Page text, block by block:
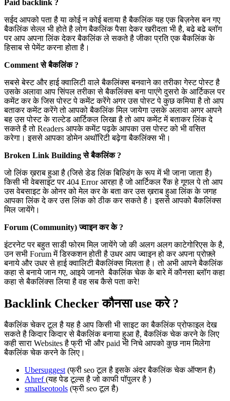
Paid backlink ?
सईद आपको पता है या कोई न कोई बताया है बैकलिंक यह एक बिज़नेस बन गए
बैकलिंक सेल्ल भी होते है लोग बैकलिंक पैसा देकर खरीदता भी है, बढे बढे ब्लॉग
पर आप अपना लिंक देकर बैकलिंक ले सकते है जीका प्रति एक बैकलिंक के
हिसाब से पेमेंट करना होता है।
Comment से बैकलिंक ?
सबसे बेस्ट और हाई क्वालिटी वाले बैकलिंक्स बनवाने का तरीका गेस्ट पोस्ट है
उसके अलावा आप सिंपल तरीका से बैकलिंक्स बना पाएंगे दुसरो के आर्टिकल पर
कमेंट कर के जिस पोस्ट पे कमेंट करेंगे अगर उस पोस्ट पे कुछ कमिया है तो आप
बताकर कमेंट करेंगे तो आपको बैकलिंक मिल जायेगा उसके अलावा अगर आपने
बह उस पोस्ट के राल्टेड आर्टिकल लिखा है तो आप कमेंट में बताकर लिंक दे
सकते है तो Readers आपके कमेंट पढ़के आपका उस पोस्ट को भी वसित
करेगा। इससे आपका डोमेन अथॉरिटी बढ़ेगा बैकलिंक्स भी।
Broken Link Building से बैकलिंक ?
जो लिंक ख़राब हुआ है (जिसे डेड लिंक बिल्डिंग के रूप में भी जाना जाता है)
किसी भी वेबसाइट पर 404 Error आरहा है जो आर्टिकल रैंक हे गूगल पे तो आप
उस वेबसाइट के ओनर को मेल कर के बता कर उस ख़राब हुआ लिंक के जगह
आपका लिंक दे कर उस लिंक को ठीक कर सकते है। इससे आपको बैकलिंक्स
मिल जायेंगे।
Forum (Community) ज्वाइन कर के ?
इंटरनेट पर बहुत साडी फोरम मिल जायेंगे जो की अलग अलग काटेगोरिएस के है,
उन सभी Forum में डिस्कशन होती है उधर आप ज्वाइन हो कर अपना प्रोफ़्ले
बनाये और उधर से हाई क्वालिटी बैकलिंक्स मिलता है। तो अभी आपने बैकलिंक
कहा से बनाये जान गए, आइये जानते बैकलिंक चेक के बारे में कौनसा ब्लॉग कहा
कहा से बैकलिंक्स लिया है वह सब कैसे पता करे!
Backlink Checker कौनसा use करे ?
बैकलिंक चेकर टूल है यह है आप किसी भी साइट का बैकलिंक प्रोफाइल देख
सकते है किदार किदार से बैकलिंक बनाया हुआ है, बैकलिंक चेक करने के लिए
कही सारा Websites है फ्री भी और paid भी निचे आपको कुछ नाम मिलेगा
बैकलिंक चेक करने के लिए।
Ubersuggest(फ्री seo टूल है इसके अंदर बैकलिंक चेक ऑप्शन है)
Ahref(यह पेड टूल्स है जो काफी पॉपुलर है )
smallseotools (फ्री seo टूल है)